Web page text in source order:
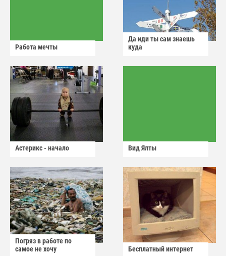
Работа мечты
Да иди ты сам знаешь
куда
Астерикс - начало Вид Ялты
Погряз в работе по
самое не хочу
Бесплатный интернет